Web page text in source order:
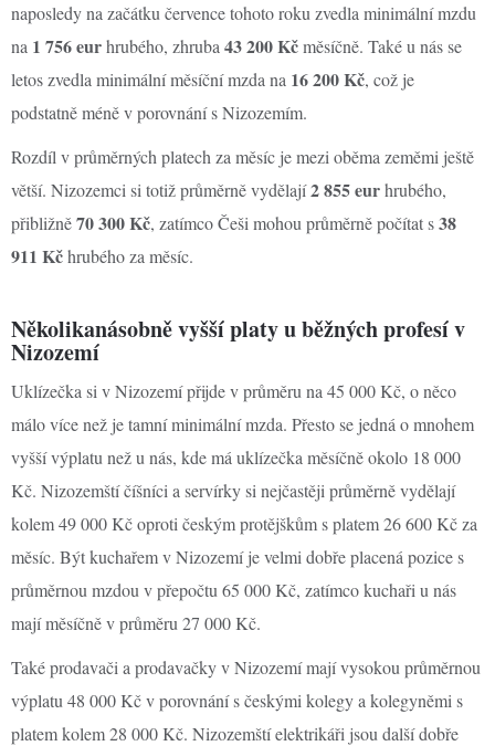
naposledy na začátku července tohoto roku zvedla minimální mzdu
na 1 756 eurhrubého, zhruba 43 200 Kčměsíčně. Také u nás se
letos zvedla minimální měsíční mzda na 16 200 Kč, což je
podstatně méně v porovnání s Nizozemím.
Rozdíl v průměrných platech za měsíc je mezi oběma zeměmi ještě
větší. Nizozemci si totiž průměrně vydělají2 855 eurhrubého,
přibližně70 300 Kč, zatímco Češi mohou průměrně počítat s38
911 Kčhrubého za měsíc.
Několikanásobně vyšší platy u běžných profesí v
Nizozemí
Uklízečka si v Nizozemí přijde v průměru na 45 000 Kč, o něco
málo více než je tamní minimální mzda. Přesto se jedná o mnohem
vyšší výplatu než u nás, kde má uklízečka měsíčně okolo 18 000
Kč. Nizozemští číšníci a servírky si nejčastěji průměrně vydělají
kolem 49 000 Kč oproti českým protějškům s platem 26 600 Kč za
měsíc. Být kuchařem v Nizozemí je velmi dobře placená pozice s
průměrnou mzdou v přepočtu 65 000 Kč, zatímco kuchaři u nás
mají měsíčně v průměru 27 000 Kč.
Také prodavači a prodavačky v Nizozemí mají vysokou průměrnou
výplatu 48 000 Kč v porovnání s českými kolegy a kolegyněmi s
platem kolem 28 000 Kč. Nizozemští elektrikáři jsou další dobře